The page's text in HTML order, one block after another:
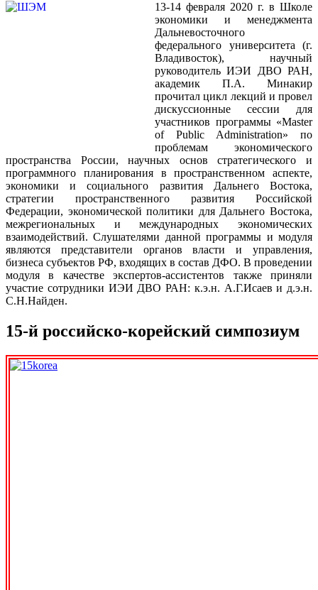
13-14 февраля 2020 г. в Школе
экономики и менеджмента
Дальневосточного
федерального университета (г.
Владивосток), научный
руководитель ИЭИ ДВО РАН,
академик П.А. Минакир
прочитал цикл лекций и провел
дискуссионные сессии для
участников программы «Master
of Public Administration» по
проблемам экономического
пространства России, научных основ стратегического и
программного планирования в пространственном аспекте,
экономики и социального развития Дальнего Востока,
стратегии пространственного развития Российской
Федерации, экономической политики для Дальнего Востока,
межрегиональных и международных экономических
взаимодействий. Слушателями данной программы и модуля
являются представители органов власти и управления,
бизнеса субъектов РФ, входящих в состав ДФО. В проведении
модуля в качестве экспертов-ассистентов также приняли
участие сотрудники ИЭИ ДВО РАН: к.э.н. А.Г.Исаев и д.э.н.
С.Н.Найден.
15-й российско-корейский симпозиум